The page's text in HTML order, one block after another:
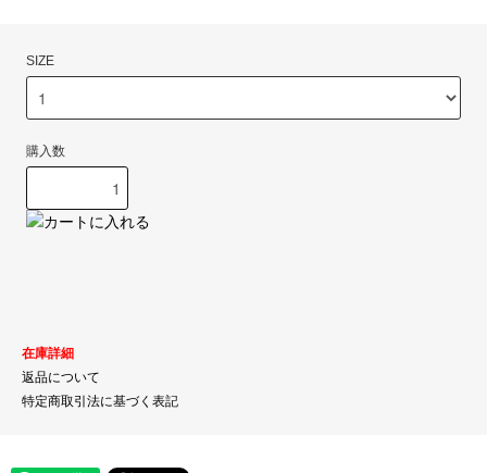
SIZE
購入数
在庫詳細
返品について
特定商取引法に基づく表記